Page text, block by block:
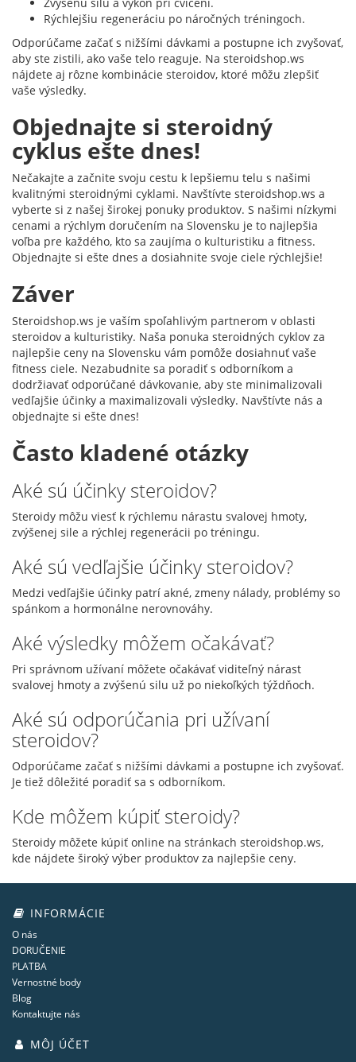
Rýchlejšiu regeneráciu po náročných tréningoch.
Odporúčame začať s nižšími dávkami a postupne ich zvyšovať,
aby ste zistili, ako vaše telo reaguje. Na steroidshop.ws
nájdete aj rôzne kombinácie steroidov, ktoré môžu zlepšiť
vaše výsledky.
Objednajte si steroidný
cyklus ešte dnes!
Nečakajte a začnite svoju cestu k lepšiemu telu s našimi
kvalitnými steroidnými cyklami. Navštívte steroidshop.ws a
vyberte si z našej širokej ponuky produktov. S našimi nízkymi
cenami a rýchlym doručením na Slovensku je to najlepšia
voľba pre každého, kto sa zaujíma o kulturistiku a fitness.
Objednajte si ešte dnes a dosiahnite svoje ciele rýchlejšie!
Záver
Steroidshop.ws je vaším spoľahlivým partnerom v oblasti
steroidov a kulturistiky. Naša ponuka steroidných cyklov za
najlepšie ceny na Slovensku vám pomôže dosiahnuť vaše
fitness ciele. Nezabudnite sa poradiť s odborníkom a
dodržiavať odporúčané dávkovanie, aby ste minimalizovali
vedľajšie účinky a maximalizovali výsledky. Navštívte nás a
objednajte si ešte dnes!
Často kladené otázky
Aké sú účinky steroidov?
Steroidy môžu viesť k rýchlemu nárastu svalovej hmoty,
zvýšenej sile a rýchlej regenerácii po tréningu.
Aké sú vedľajšie účinky steroidov?
Medzi vedľajšie účinky patrí akné, zmeny nálady, problémy so
spánkom a hormonálne nerovnováhy.
Aké výsledky môžem očakávať?
Pri správnom užívaní môžete očakávať viditeľný nárast
svalovej hmoty a zvýšenú silu už po niekoľkých týždňoch.
Aké sú odporúčania pri užívaní
steroidov?
Odporúčame začať s nižšími dávkami a postupne ich zvyšovať.
Je tiež dôležité poradiť sa s odborníkom.
Kde môžem kúpiť steroidy?
Steroidy môžete kúpiť online na stránkach steroidshop.ws,
kde nájdete široký výber produktov za najlepšie ceny.
INFORMÁCIE
O nás
DORUČENIE
PLATBA
Vernostné body
Blog
Kontaktujte nás
MÔJ ÚČET